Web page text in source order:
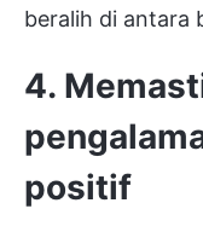
beralih di antara
4.
positif